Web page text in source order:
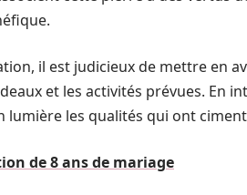
il est judicieux de mettre en
et les activités prévues. En
lumière les qualités qui ont
de 8 ans de mariage